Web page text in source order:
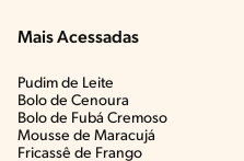
Mais Acessadas
Pudim de Leite
Bolo de Cenoura
Bolo de Fubá Cremoso
Mousse de Maracujá
Fricassê de Frango